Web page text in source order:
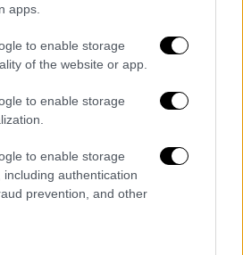
apps.
to enable storage
of the website or app.
to enable storage
to enable storage
including authentication
prevention, and other
στην
με τα πόδια, όμως στο
ούτε τα απαραίτητα,
είστε προετοιμασμένοι.
στη γαλαζοπράσινη
θελήσετε το οτιδήποτε, τα
«μια ανάσα» δρόμο.
μαγική και συνάμα